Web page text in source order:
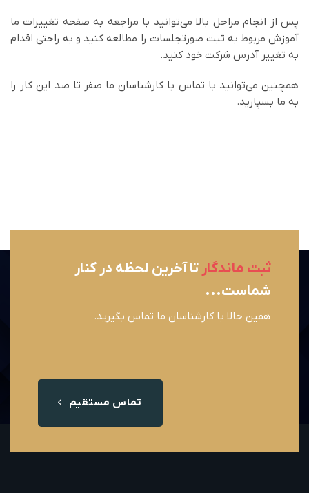
پس از انجام مراحل بالا می‌توانید با مراجعه به صفحه تغییرات ما
آموزش مربوط به ثبت صورتجلسات را مطالعه کنید و به راحتی اقدام
به تغییر آدرس شرکت خود کنید.
همچنین می‌توانید با تماس با کارشناسان ما صفر تا صد این کار را
به ما بسپارید.
ثبت ماندگار تا آخرین لحظه در کنار
شماست...
همین حالا با کارشناسان ما تماس بگیرید.
تماس مستقیم